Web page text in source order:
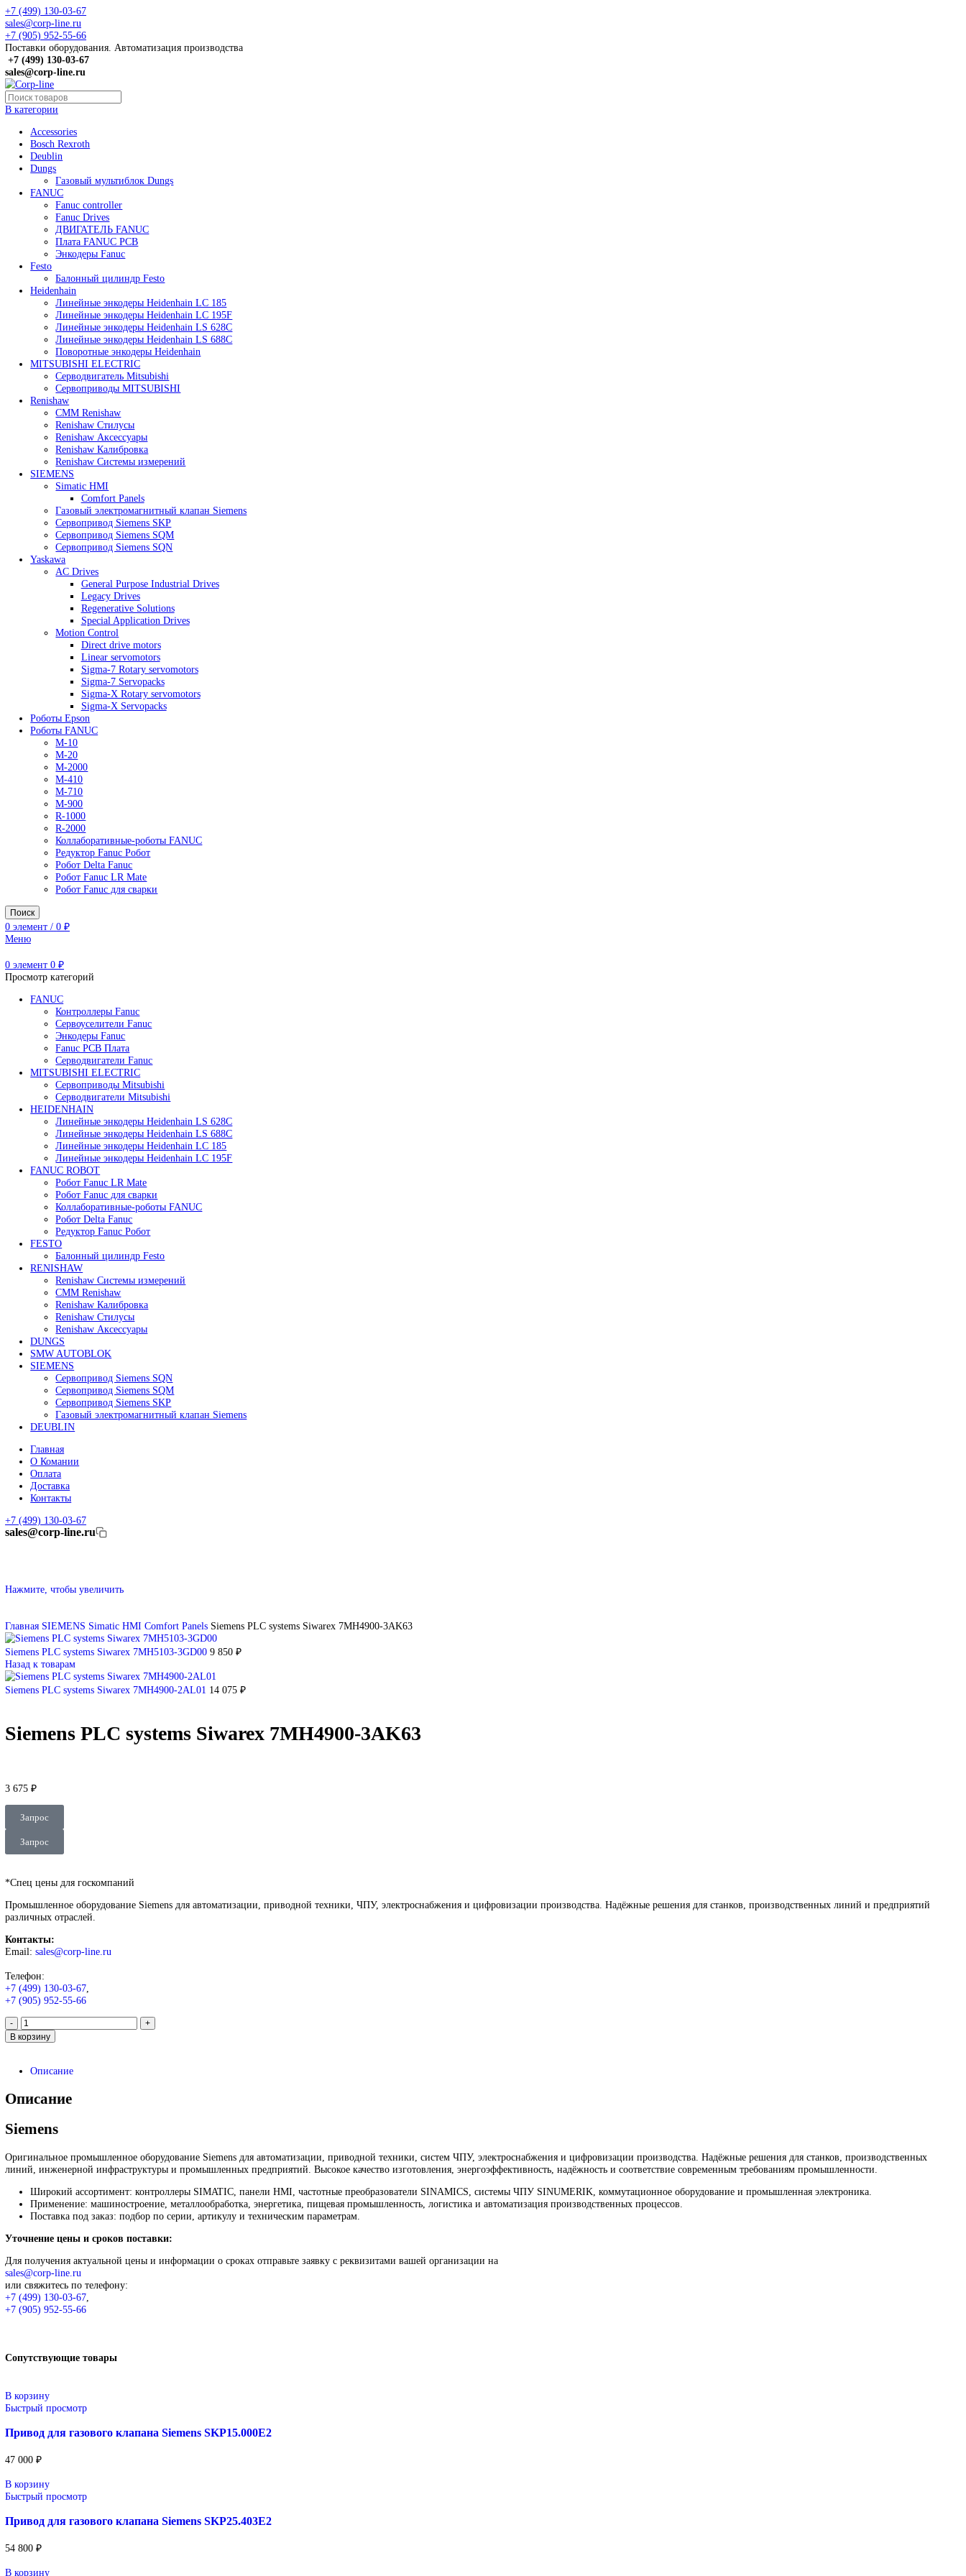
+7 (499) 130-03-67
sales@corp-line.ru
+7 (905) 952-55-66
Поставки оборудования. Автоматизация производства
+7 (499)130-03-67
sales@corp-line.ru
Accessories
Bosch Rexroth
Deublin
Dungs
Газовый мультиблок Dungs
FANUC
Fanuc controller
Fanuc Drives
ДВИГАТЕЛЬ FANUC
Плата FANUC PCB
Энкодеры Fanuc
Festo
Балонный цилиндр Festo
Heidenhain
Линейные энкодеры Heidenhain LC 185
Линейные энкодеры Heidenhain LC 195F
Линейные энкодеры Heidenhain LS 628C
Линейные энкодеры Heidenhain LS 688C
Поворотные энкодеры Heidenhain
MITSUBISHI ELECTRIC
Серводвигатель Mitsubishi
Сервоприводы MITSUBISHI
Renishaw
CMM Renishaw
Renishaw Cтилусы
Renishaw Аксессуары
Renishaw Калибровка
Renishaw Системы измерений
SIEMENS
Simatic HMI
Газовый электромагнитный клапан Siemens
Сервопривод Siemens SKP
Сервопривод Siemens SQM
Сервопривод Siemens SQN
Yaskawa
AC Drives
General Purpose Industrial Drives
Legacy Drives
Regenerative Solutions
Special Application Drives
Motion Control
Direct drive motors
Роботы Epson
Роботы FANUC
M-10
M-20
M-2000
M-410
R-1000
Редуктор Fanuc Робот
Робот Delta Fanuc
Робот Fanuc LR Mate
Робот Fanuc для сварки
элемент / 0₽
Меню
элемент 0₽
Просмотр категорий
FANUC
Контроллеры Fanuc
Сервоуселители Fanuc
Энкодеры Fanuc
Fanuc PCB Плата
Серводвигатели Fanuc
MITSUBISHI ELECTRIC
Сервоприводы Mitsubishi
HEIDENHAIN
Линейные энкодеры Heidenhain LS 628C
Линейные энкодеры Heidenhain LS 688C
Линейные энкодеры Heidenhain LC 185
Линейные энкодеры Heidenhain LC 195F
FANUC ROBOT
Робот Fanuc LR Mate
Робот Fanuc для сварки
Коллаборативные-роботы FANUC
Робот Delta Fanuc
Редуктор Fanuc Робот
FESTO
Балонный цилиндр Festo
Renishaw Системы измерений
CMM Renishaw
Renishaw Калибровка
Renishaw Cтилусы
DUNGS
SMW AUTOBLOK
Сервопривод Siemens SKP
DEUBLIN
Главная
О Комании
Оплата
Доставка
+7 (499) 130-03-67
sales@corp-line.ru
Нажмите, чтобы увеличить
ГлавнаяSIEMENS
Siemens PLC systems Siwarex 7MH5103-3GD00
Назад к товарам
Siemens PLC systems Siwarex 7MH4900-2AL01
Siemens PLC systems Siwarex 7MH4900-3AK63
3 675₽
Запрос
Промышленное оборудование Siemens для автоматизации, приводной техники, ЧПУ, электроснабжения и цифровизации производства. Надёжные решения для станков, производственных
различных отраслей.
Контакты:
Email:sales@corp-line.ru
Телефон:
+7 (499) 130-03-67,
+7 (905) 952-55-66
В корзину
Описание
Siemens
линий, инженерной инфраструктуры и промышленных предприятий. Высокое качество изготовления, энергоэффективность, надёжность и соответствие современным требованиям
Широкий ассортимент: контроллеры SIMATIC, панели HMI, частотные преобразователи SINAMICS, системы ЧПУ SINUMERIK, коммутационное оборудование и промышленная
Применение: машиностроение, металлообработка, энергетика, пищевая промышленность, логистика и автоматизация производственных процессов.
Поставка под заказ: подбор по серии, артикулу и техническим параметрам.
Уточнение цены и сроков поставки:
Для получения актуальной цены и информации о сроках отправьте заявку с реквизитами вашей организации на